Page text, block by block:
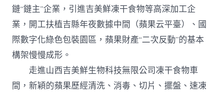
鏈“鏈主”企業，引進吉美鮮凍干食物等高深加工企
業，開工扶植吉縣年夜數據中間（蘋果云平臺）、國
際數字化綠色包裝園區，蘋果財產“二次反動”的基本
構架慢慢成形。
走進山西吉美鮮生物科技無限公司凍干食物車
間，新穎的蘋果歷經清洗、消毒、切片、擺盤、速凍